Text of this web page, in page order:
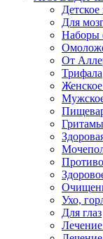
Детское
Для
Наборы
От
Трифала
Женское
Ухо,
Для глаз
Лечение